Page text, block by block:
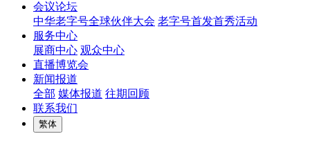
会议论坛
中华老字号全球伙伴大会 老字号首发首秀活动
服务中心
展商中心 观众中心
直播博览会
新闻报道
全部 媒体报道 往期回顾
联系我们
繁体